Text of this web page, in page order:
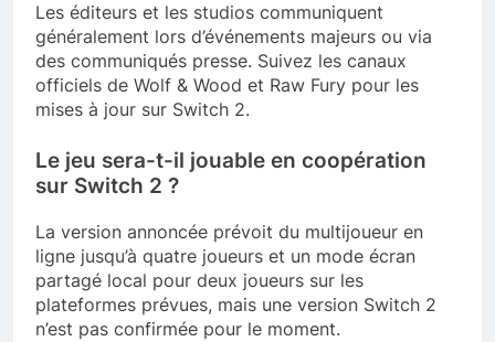
Les éditeurs et les studios communiquent
généralement lors d’événements majeurs ou via
des communiqués presse. Suivez les canaux
officiels de Wolf & Wood et Raw Fury pour les
mises à jour sur Switch 2.
Le jeu sera-t-il jouable en coopération
sur Switch 2 ?
La version annoncée prévoit du multijoueur en
ligne jusqu’à quatre joueurs et un mode écran
partagé local pour deux joueurs sur les
plateformes prévues, mais une version Switch 2
n’est pas confirmée pour le moment.